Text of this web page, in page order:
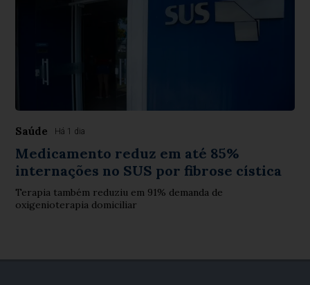
Saúde Há 1 dia
Medicamento reduz em até 85%
internações no SUS por fibrose cística
Terapia também reduziu em 91% demanda de
oxigenioterapia domiciliar